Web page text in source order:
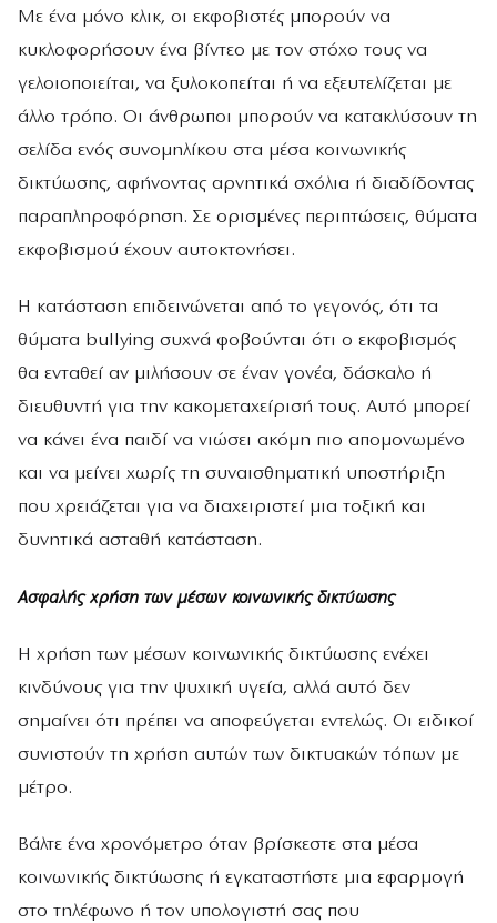
Με ένα μόνο κλικ, οι εκφοβιστές μπορούν να
κυκλοφορήσουν ένα βίντεο με τον στόχο τους να
γελοιοποιείται, να ξυλοκοπείται ή να εξευτελίζεται με
άλλο τρόπο. Οι άνθρωποι μπορούν να κατακλύσουν τη
σελίδα ενός συνομηλίκου στα μέσα κοινωνικής
δικτύωσης, αφήνοντας αρνητικά σχόλια ή διαδίδοντας
παραπληροφόρηση. Σε ορισμένες περιπτώσεις, θύματα
εκφοβισμού έχουν αυτοκτονήσει.
Η κατάσταση επιδεινώνεται από το γεγονός, ότι τα
θύματα bullying συχνά φοβούνται ότι ο εκφοβισμός
θα ενταθεί αν μιλήσουν σε έναν γονέα, δάσκαλο ή
διευθυντή για την κακομεταχείρισή τους. Αυτό μπορεί
να κάνει ένα παιδί να νιώσει ακόμη πιο απομονωμένο
και να μείνει χωρίς τη συναισθηματική υποστήριξη
που χρειάζεται για να διαχειριστεί μια τοξική και
δυνητικά ασταθή κατάσταση.
Ασφαλής χρήση των μέσων κοινωνικής δικτύωσης
Η χρήση των μέσων κοινωνικής δικτύωσης ενέχει
κινδύνους για την ψυχική υγεία, αλλά αυτό δεν
σημαίνει ότι πρέπει να αποφεύγεται εντελώς. Οι ειδικοί
συνιστούν τη χρήση αυτών των δικτυακών τόπων με
μέτρο.
Βάλτε ένα χρονόμετρο όταν βρίσκεστε στα μέσα
κοινωνικής δικτύωσης ή εγκαταστήστε μια εφαρμογή
στο τηλέφωνο ή τον υπολογιστή σας που